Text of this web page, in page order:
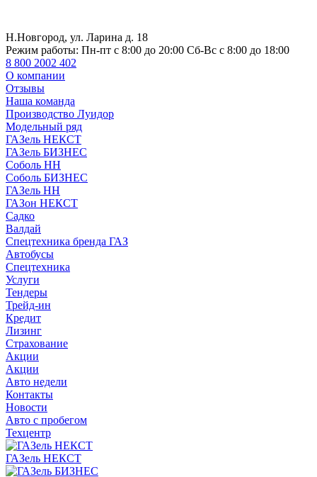
Н.Новгород, ул. Ларина д. 18
Режим работы: Пн-пт с 8:00 до 20:00 Сб-Вс с 8:00 до 18:00
8 800 2002 402
О компании
Отзывы
Наша команда
Производство Луидор
Модельный ряд
ГАЗель НЕКСТ
ГАЗель БИЗНЕС
Соболь НН
Соболь БИЗНЕС
ГАЗель НН
ГАЗон НЕКСТ
Садко
Валдай
Спецтехника бренда ГАЗ
Автобусы
Спецтехника
Услуги
Тендеры
Трейд-ин
Кредит
Лизинг
Страхование
Акции
Акции
Авто недели
Контакты
Новости
Авто с пробегом
Техцентр
ГАЗель НЕКСТ